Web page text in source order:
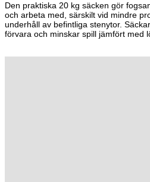
Den praktiska 20 kg säcken gör
och arbeta med, särskilt vid mindre
underhåll av befintliga stenytor.
förvara och minskar spill jämfört med